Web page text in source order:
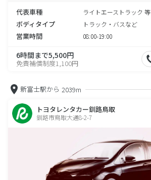
代表車種 ライトエーストラック 等
ボディタイプ トラック・バスなど
営業時間 08:00-19:00
6時間まで5,500円
免責補償制度1,100円
新富士駅から 2039m
トヨタレンタカー釧路鳥取
釧路市鳥取大通8-2-7